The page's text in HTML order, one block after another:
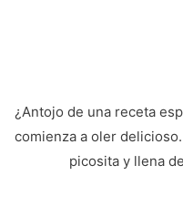
¿Antojo de una receta
comienza a oler
picosita y llena